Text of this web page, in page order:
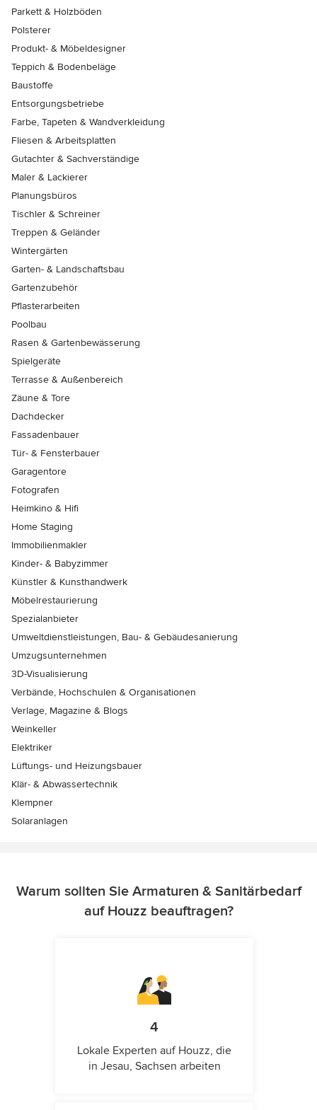
Parkett & Holzböden
Polsterer
Produkt- & Möbeldesigner
Teppich & Bodenbeläge
Baustoffe
Entsorgungsbetriebe
Farbe, Tapeten & Wandverkleidung
Fliesen & Arbeitsplatten
Gutachter & Sachverständige
Maler & Lackierer
Planungsbüros
Tischler & Schreiner
Treppen & Geländer
Wintergärten
Garten- & Landschaftsbau
Gartenzubehör
Pflasterarbeiten
Poolbau
Rasen & Gartenbewässerung
Spielgeräte
Terrasse & Außenbereich
Zäune & Tore
Dachdecker
Fassadenbauer
Tür- & Fensterbauer
Garagentore
Fotografen
Heimkino & Hifi
Home Staging
Immobilienmakler
Kinder- & Babyzimmer
Künstler & Kunsthandwerk
Möbelrestaurierung
Spezialanbieter
Umweltdienstleistungen, Bau- & Gebäudesanierung
Umzugsunternehmen
3D-Visualisierung
Verbände, Hochschulen & Organisationen
Verlage, Magazine & Blogs
Weinkeller
Elektriker
Lüftungs- und Heizungsbauer
Klär- & Abwassertechnik
Klempner
Solaranlagen
Warum sollten Sie Armaturen & Sanitärbedarf
auf Houzz beauftragen?
4
Lokale Experten auf Houzz, die
in Jesau, Sachsen arbeiten